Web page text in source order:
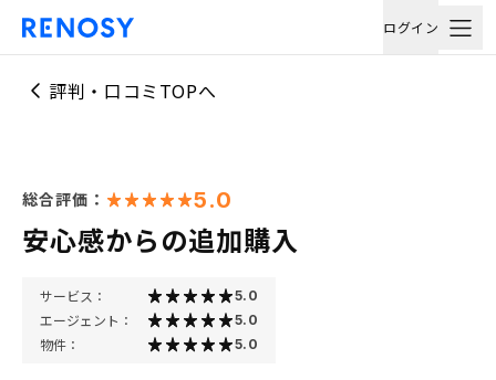
ログイン
評判・口コミTOPへ
総合評価： 5.0
安心感からの追加購入
サービス： 5.0
エージェント： 5.0
物件： 5.0